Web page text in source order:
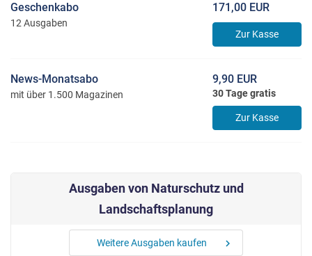
Geschenkabo
12 Ausgaben
171,00 EUR
Zur Kasse
News-Monatsabo
mit über 1.500 Magazinen
9,90 EUR
30 Tage gratis
Zur Kasse
Ausgaben von Naturschutz und
Landschaftsplanung
Weitere Ausgaben kaufen chevron_right